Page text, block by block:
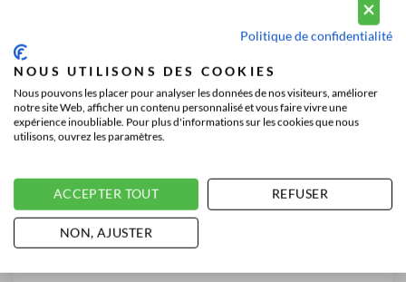
Politique de confidentialité
NOUS UTILISONS DES COOKIES
Nous pouvons les placer pour analyser les données de nos visiteurs, améliorer
notre site Web, afficher un contenu personnalisé et vous faire vivre une
expérience inoubliable. Pour plus d'informations sur les cookies que nous
utilisons, ouvrez les paramètres.
ACCEPTER TOUT REFUSER
NON, AJUSTER